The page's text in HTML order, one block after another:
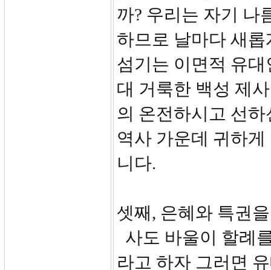
까? 우리는 자기 나
하므로 날마다 새
섬기는 이면적 유
대 거룩한 백성 제
의 온전하시고 선
역사 가운데 귀하
니다.
셋째, 은혜와 특권
사도 바울이 할례
라고 하자 그러면